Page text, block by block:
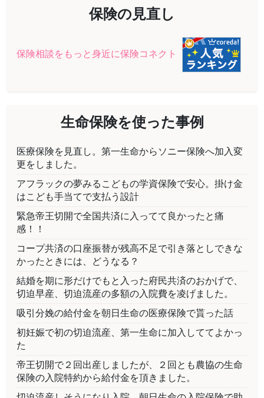
保険の見直し
保険相談をもっと身近に保険コネクト
生命保険を使った事例
医療保険を見直し。第一生命からソニー保険へ加入変
更をしました。
アフラックの夢みるこどもの学資保険で安心。掛け金
はこども手当てで支払う設計
緊急帝王切開で全国共済に入ってて良かったと痛
感！！
コープ共済の口座振替が残高不足で引き落としできな
かったときには、どうなる？
結婚を期に形だけでもと入った府民共済のおかげで、
切迫早産、切迫流産の多額の入院費を凌げました。
吸引分娩の給付金を朝日生命の医療保険で貰った話
初妊娠で初の切迫流産、第一生命に加入しててよかっ
た
帝王切開で２回出産しましたが、２回とも農協の生命
保険の入院特約から給付金を頂きました。